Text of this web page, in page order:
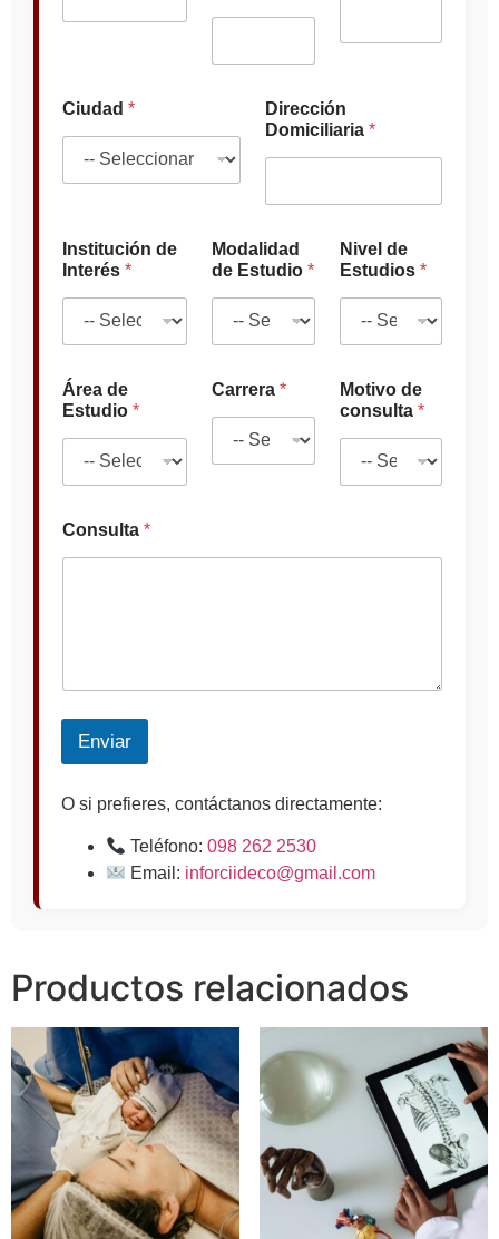
Ciudad *
Dirección
Domiciliaria *
Institución de
Interés *
Modalidad
de Estudio*
Nivel de
Estudios *
Área de
Estudio *
Carrera*
Motivo de
consulta *
Consulta *
Enviar
O si prefieres, contáctanos directamente:
Teléfono:098 262 2530
Email: inforciideco@gmail.com
Productos relacionados